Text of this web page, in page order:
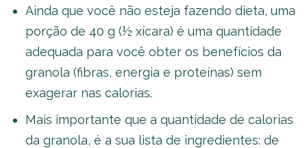
Ainda que você não esteja fazendo dieta, uma
porção de 40 g (½ xícara) é uma quantidade
adequada para você obter os benefícios da
granola (fibras, energia e proteínas) sem
exagerar nas calorias.
Mais importante que a quantidade de calorias
da granola, é a sua lista de ingredientes: de